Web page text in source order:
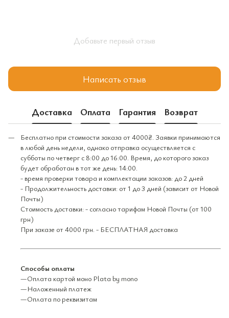
Добавьте первый отзыв
Написать отзыв
Доставка Оплата Гарантия Возврат
Бесплатно при стоимости заказа от 4000₴. Заявки принимаются
в любой день недели, однако отправка осуществляется с
субботы по четверг с 8:00 до 16:00. Время, до которого заказ
будет обработан в тот же день: 14:00.
- время проверки товара и комплектации заказов: до 2 дней
- Продолжительность доставки: от 1 до 3 дней (зависит от Новой
Почты)
Стоимость доставки: - согласно тарифам Новой Почты (от 100
грн)
При заказе от 4000 грн. - БЕСПЛАТНАЯ доставка
Способы оплаты
—Оплата картой моно Plata by mono
—Наложенный платеж
—Оплата по реквизитам